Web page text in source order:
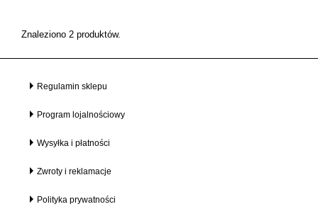
Znaleziono 2 produktów.
Regulamin sklepu
Program lojalnościowy
Wysyłka i płatności
Zwroty i reklamacje
Polityka prywatności